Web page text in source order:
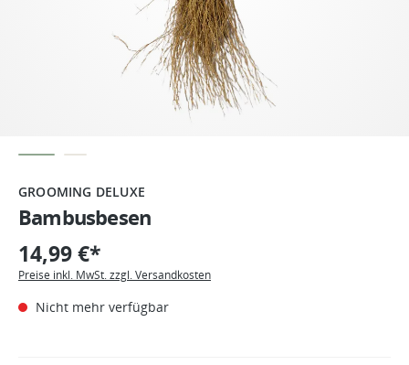
GROOMING DELUXE
Bambusbesen
14,99 €*
Preise inkl. MwSt. zzgl. Versandkosten
Nicht mehr verfügbar